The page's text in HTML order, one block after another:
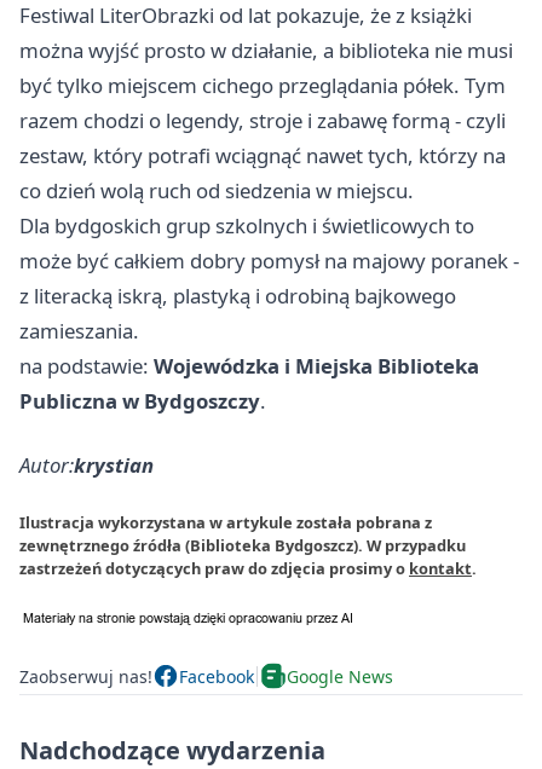
Festiwal LiterObrazki od lat pokazuje, że z książki
można wyjść prosto w działanie, a biblioteka nie musi
być tylko miejscem cichego przeglądania półek. Tym
razem chodzi o legendy, stroje i zabawę formą - czyli
zestaw, który potrafi wciągnąć nawet tych, którzy na
co dzień wolą ruch od siedzenia w miejscu.
Dla bydgoskich grup szkolnych i świetlicowych to
może być całkiem dobry pomysł na majowy poranek -
z literacką iskrą, plastyką i odrobiną bajkowego
zamieszania.
na podstawie: Wojewódzka i Miejska Biblioteka
Publiczna w Bydgoszczy.
Autor:krystian
Ilustracja wykorzystana w artykule została pobrana z
zewnętrznego źródła (Biblioteka Bydgoszcz). W przypadku
zastrzeżeń dotyczących praw do zdjęcia prosimy o kontakt.
Zaobserwuj nas! Facebook Google News
Nadchodzące wydarzenia